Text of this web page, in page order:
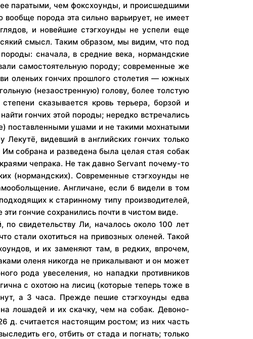
паратыми, чем фоксхоунды, и происшедшими
порода эта сильно варьирует, не имеет
и новейшие стэгхоунды не успели еще
смысл. Таким образом, мы видим, что под
сначала, в средние века, нормандские
самостоятельную породу; современные же
оленьих гончих прошлого столетия — южных
(незаостренную) голову, более толстую
сказывается кровь терьера, борзой и
гончих этой породы; нередко встречались
поставленными ушами и не такими мохнатыми
видевший в английских гончих только
собрана и разведена была целая стая собак
чепрака. Не так давно Servant почему-то
(нормандских). Современные стэгхоунды не
Англичане, если б видели в том
к старинному типу производителей,
гончие сохранились почти в чистом виде.
свидетельству Ли, началось около 100 лет
стали охотиться на привозных оленей. Такой
и их заменяют там, в редких, впрочем,
оленя никогда не прикалывают и он может
рода увеселения, но нападки противников
с охотою на лисиц (которые теперь тоже в
а 3 часа. Прежде пешие стэгхоунды едва
лошадей и их скачку, чем на собак. Девоно-
д. считается настоящим ростом; из них часть
его, отбить от стада и погнать; только